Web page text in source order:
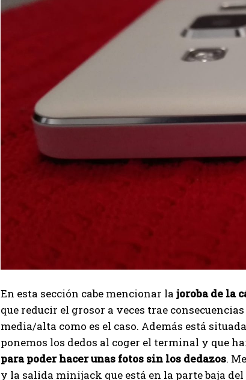
En esta sección cabe mencionar la joroba de la
que reducir el grosor a veces trae
media/alta como es el caso. Además está
ponemos los dedos al coger el terminal y que
para poder hacer unas fotos sin los dedazos.
y la salida minijack que está en la parte baja